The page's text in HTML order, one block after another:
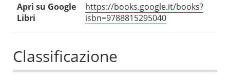
Apri su Google
Libri
https://books.google.it/books?
isbn=9788815295040
Classificazione